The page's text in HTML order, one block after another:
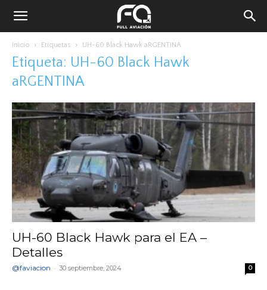
Inicio Etiquetas UH-60 Black Hawk aRGENTINA
Etiqueta: UH-60 Black Hawk
aRGENTINA
UH-60 Black Hawk para el EA –
Detalles
@faviacion - 30 septiembre, 2024 0